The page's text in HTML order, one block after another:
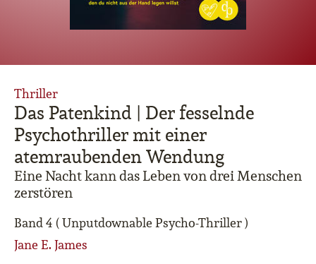
Das Patenkind | Der fesselnde
Psychothriller mit einer
atemraubenden Wendung
Eine Nacht kann das Leben von drei Menschen
zerstören
Band 4 ( Unputdownable Psycho-Thriller )
Jane E. James
Thriller